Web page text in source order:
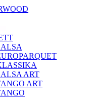
ART
ART